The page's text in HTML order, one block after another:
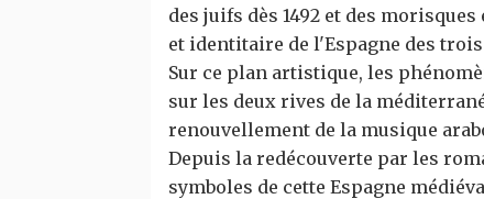
des juifs dès 1492 et des
et identitaire de l'Espagne des
Sur ce plan artistique, les
sur les deux rives de la
renouvellement de la musique
Depuis la redécouverte par les
symboles de cette Espagne